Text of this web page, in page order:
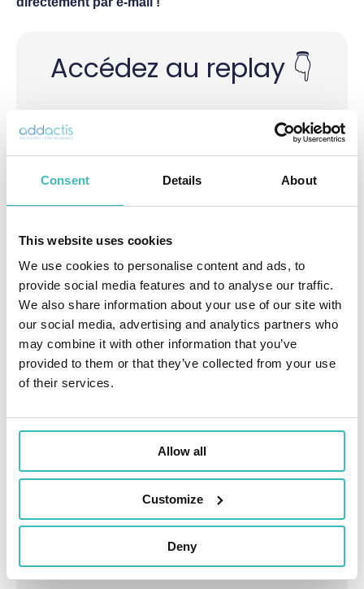
Consent Details About
This website uses cookies
We use cookies to personalise content and ads, to
provide social media features and to analyse our traffic.
We also share information about your use of our site with
our social media, advertising and analytics partners who
may combine it with other information that you’ve
provided to them or that they’ve collected from your use
of their services.
Allow all
Customize
Deny
Accédez au replay 👇
Prénom*
Nom*
E-mail Professionnel *
Veuillez renseigner votre adresse email
professionnel
Fonction*
Société*